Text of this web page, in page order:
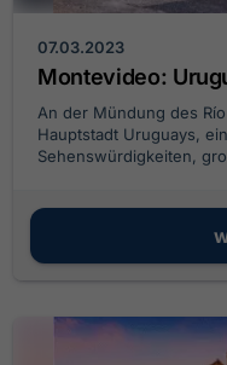
07.03.2023
Montevideo:
An der Mündung des
Hauptstadt Uruguays,
Sehenswürdigkeiten,